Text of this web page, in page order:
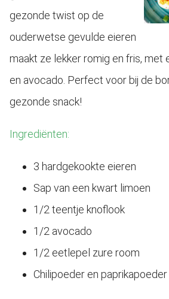
gezonde twist op de
ouderwetse gevulde eieren
maakt ze lekker romig en fris, met
en avocado. Perfect voor bij de
gezonde snack!
Ingrediënten:
3 hardgekookte eieren
Sap van een kwart limoen
1/2 teentje knoflook
1/2 avocado
1/2 eetlepel zure room
Chilipoeder en